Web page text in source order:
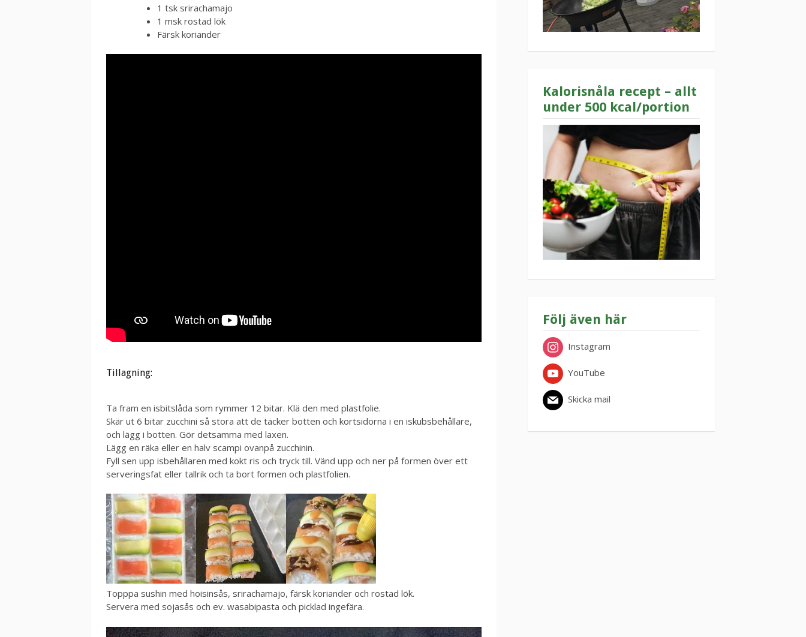
1 tsk srirachamajo
1 msk rostad lök
Färsk koriander
Tillagning:
Ta fram en isbitslåda som rymmer 12 bitar. Klä den med plastfolie.
Skär ut 6 bitar zucchini så stora att de täcker botten och kortsidorna i en iskubsbehållare,
och lägg i botten. Gör detsamma med laxen.
Lägg en räka eller en halv scampi ovanpå zucchinin.
Fyll sen upp isbehållaren med kokt ris och tryck till. Vänd upp och ner på formen över ett
serveringsfat eller tallrik och ta bort formen och plastfolien.
Topppa sushin med hoisinsås, srirachamajo, färsk koriander och rostad lök.
Servera med sojasås och ev. wasabipasta och picklad ingefära.
Kalorisnåla recept – allt
under 500 kcal/portion
Följ även här
Instagram
YouTube
Skicka mail